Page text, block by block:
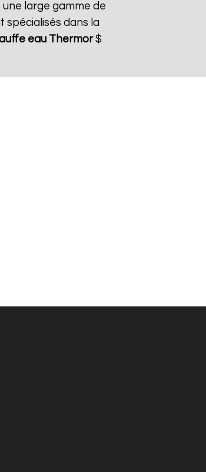
une large gamme de
spécialisés dans la
eau Thermor$